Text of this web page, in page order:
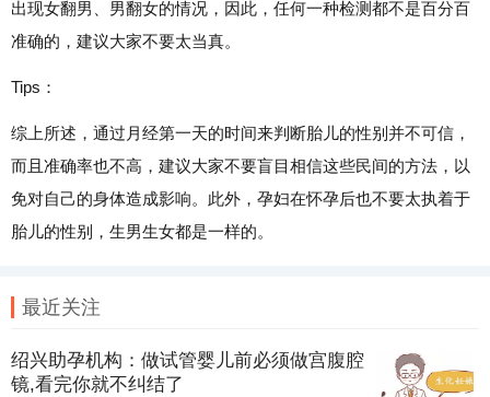
出现女翻男、男翻女的情况，因此，任何一种检测都不是百分百
准确的，建议大家不要太当真。
Tips：
综上所述，通过月经第一天的时间来判断胎儿的性别并不可信，
而且准确率也不高，建议大家不要盲目相信这些民间的方法，以
免对自己的身体造成影响。此外，孕妇在怀孕后也不要太执着于
胎儿的性别，生男生女都是一样的。
最近关注
绍兴助孕机构：做试管婴儿前必须做宫腹腔
镜,看完你就不纠结了